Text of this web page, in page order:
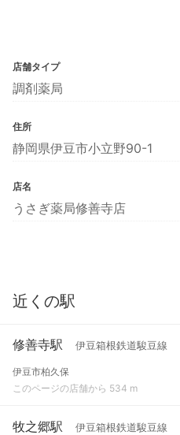
店舗タイプ
調剤薬局
住所
静岡県伊豆市小立野90-1
店名
うさぎ薬局修善寺店
近くの駅
修善寺駅 伊豆箱根鉄道駿豆線
伊豆市柏久保
このページの店舗から 534 m
牧之郷駅 伊豆箱根鉄道駿豆線